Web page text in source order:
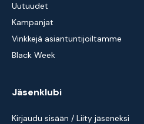
Uutuudet
Kampanjat
Vinkkejä asiantuntijoiltamme
Black Week
Jäsenklubi
Kirjaudu sisään / Liity jäseneksi